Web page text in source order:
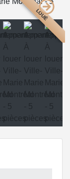
LOUÉ